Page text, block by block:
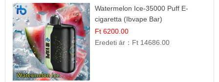
Watermelon Ice-35000 Puff E-
cigaretta (Ibvape Bar)
Ft 6200.00
Eredeti ár： Ft 14686.00